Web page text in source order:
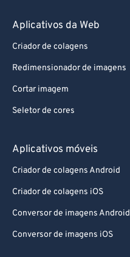
Aplicativos da Web
Criador de colagens
Redimensionador de imagens
Cortar imagem
Seletor de cores
Aplicativos móveis
Criador de colagens Android
Criador de colagens iOS
Conversor de imagens Android
Conversor de imagens iOS